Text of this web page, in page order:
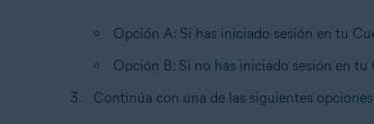
Opción A: Si has iniciado sesión en tu
Opción B: Si no has iniciado sesión en tu
Continúa con una de las siguientes